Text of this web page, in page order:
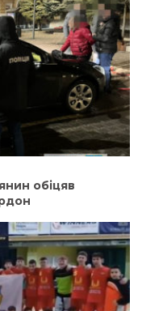
обіцяв